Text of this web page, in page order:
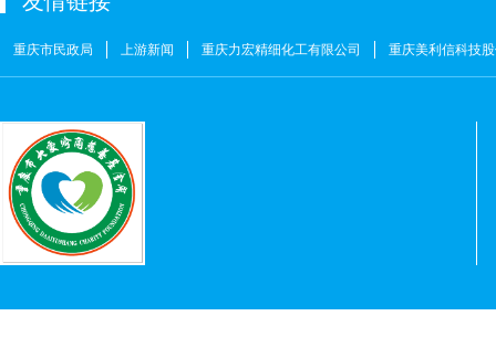
重庆市民政局 上游新闻 重庆力宏精细化工有限公司 重庆美利信科技